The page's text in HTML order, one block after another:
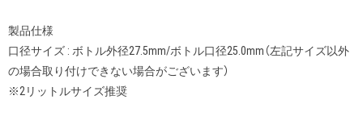
製品仕様
口径サイズ : ボトル外径27.5mm/ボトル口径25.0mm（左記サイズ以外
の場合取り付けできない場合がございます）
※2リットルサイズ推奨